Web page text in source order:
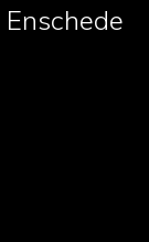
Enschede